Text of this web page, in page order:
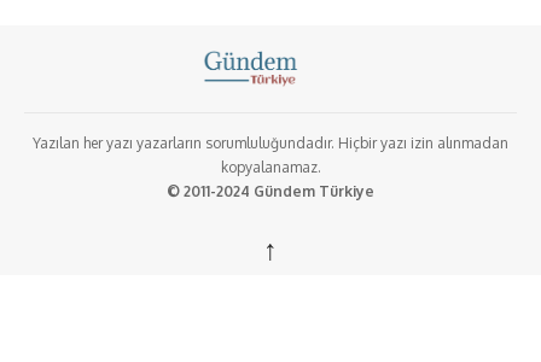
Yazılan her yazı yazarların sorumluluğundadır. Hiçbir yazı izin alınmadan
kopyalanamaz.
© 2011-2024 Gündem Türkiye
↑